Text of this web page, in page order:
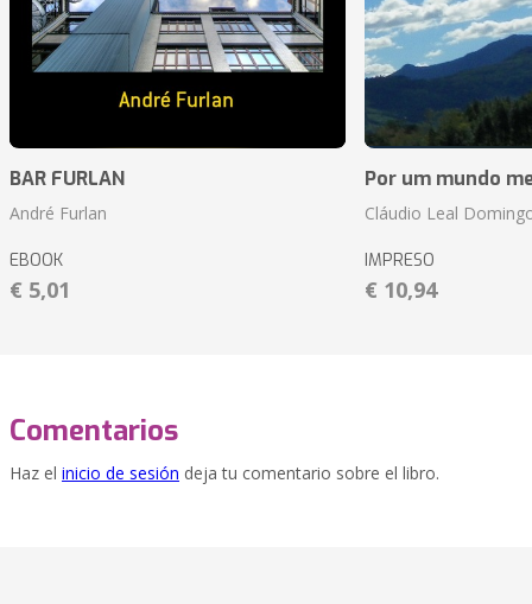
BAR FURLAN
André Furlan
EBOOK
€ 5,01
Por um mundo
Cláudio Leal
IMPRESO
€ 10,94
Comentarios
Haz el inicio de sesión deja tu comentario sobre el libro.